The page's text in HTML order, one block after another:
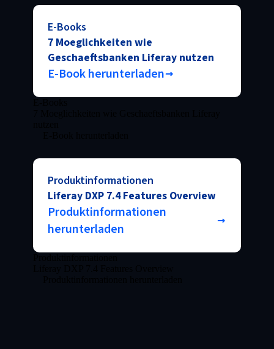
E-Books
7 Moeglichkeiten wie
Geschaeftsbanken Liferay nutzen
E-Book herunterladen
Produktinformationen
Liferay DXP 7.4 Features Overview
Produktinformationen
herunterladen